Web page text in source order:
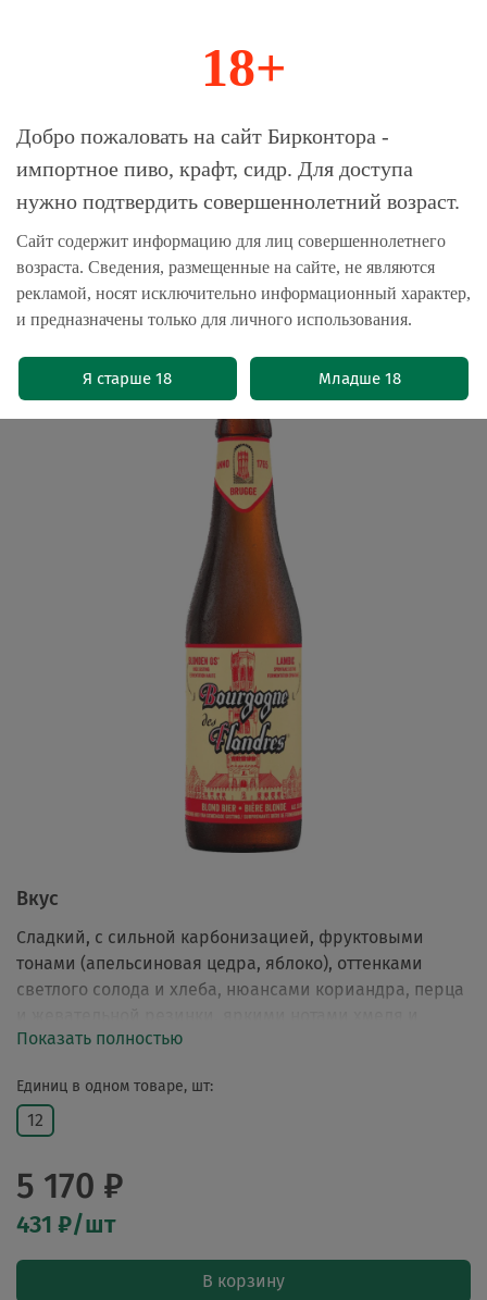
Магазин-Склад импортного пива, крафта и
Главная Новые поступления
Пиво Бургунь де Фландер Блонд /
Bourgogne des Flandres Blonde 0.33 -
стекло
(0)
Единиц в одном товаре, шт:
12
5 170 ₽
431 ₽/шт
В корзину
Вкус
Сладкий, с сильной карбонизацией, фруктовыми
тонами (апельсиновая цедра, яблоко), оттенками
светлого солода и хлеба, нюансами кориандра, перца
длительным медово-фруктовым послевкусием.
Показать полностью
18+
Добро пожаловать на сайт Бирконтора -
импортное пиво, крафт, сидр. Для доступа
нужно подтвердить совершеннолетний возраст.
Сайт содержит информацию для лиц совершеннолетнего
возраста. Сведения, размещенные на сайте, не являются
рекламой, носят исключительно информационный характер,
и предназначены только для личного использования.
Я старше 18 Младше 18